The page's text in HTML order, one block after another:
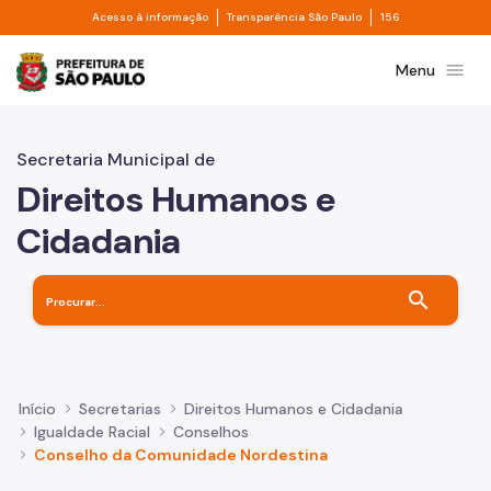
Pular para o Conteúdo principal
Acesso à informação Divisor de acesso à informação
Transparência São Paulo Divisor de
156
Prefeitura de São PauloMenu menu
Secretaria Municipal de
Direitos Humanos e
Cidadania
search
Início Secretarias
Direitos Humanos e Cidadania
Igualdade Racial
Conselhos
Conselho da Comunidade Nordestina